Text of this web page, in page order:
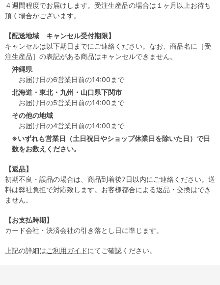
４週間程度でお届けします。受注生産品の場合は１ヶ月以上お待ち
頂く場合がございます。
【配送地域 キャンセル受付期限】
キャンセルは以下期日までにご連絡ください。なお、商品名に［受
注生産品］の表記がある商品はキャンセルできません。
沖縄県
お届け日の6営業日前の14:00まで
北海道・東北・九州・山口県下関市
お届け日の5営業日前の14:00まで
その他の地域
お届け日の4営業日前の14:00まで
※いずれも営業日（土日祝日やショップ休業日を除いた日）で日
数をお数えください。
【返品】
初期不良・誤品の場合は、商品到着後7日以内にご連絡ください。送
料は弊社負担で対応致します。お客様都合による返品・交換はでき
ません。
【お支払時期】
カード会社・決済会社の引き落とし日に準じます。
上記の詳細はご利用ガイドにてご確認ください。